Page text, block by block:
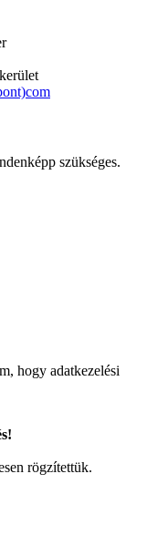
szükséges.
hogy adatkezelési
rögzítettük.